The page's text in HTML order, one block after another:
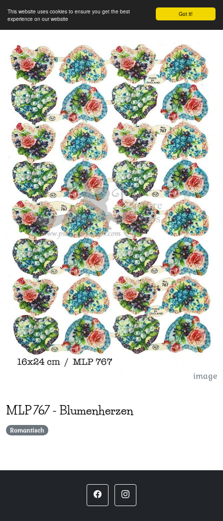
Got it!
This website uses cookies to ensure you get the best
experience on our website
image
MLP767- Blumenherzen
Romantisch